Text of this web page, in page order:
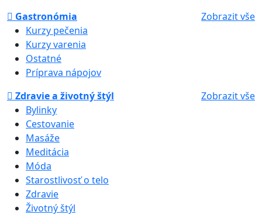
Gastronómia
Zobrazit vše
Kurzy pečenia
Kurzy varenia
Ostatné
Príprava nápojov
Zdravie a životný štýl
Zobrazit vše
Bylinky
Cestovanie
Masáže
Meditácia
Móda
Starostlivosť o telo
Zdravie
Životný štýl